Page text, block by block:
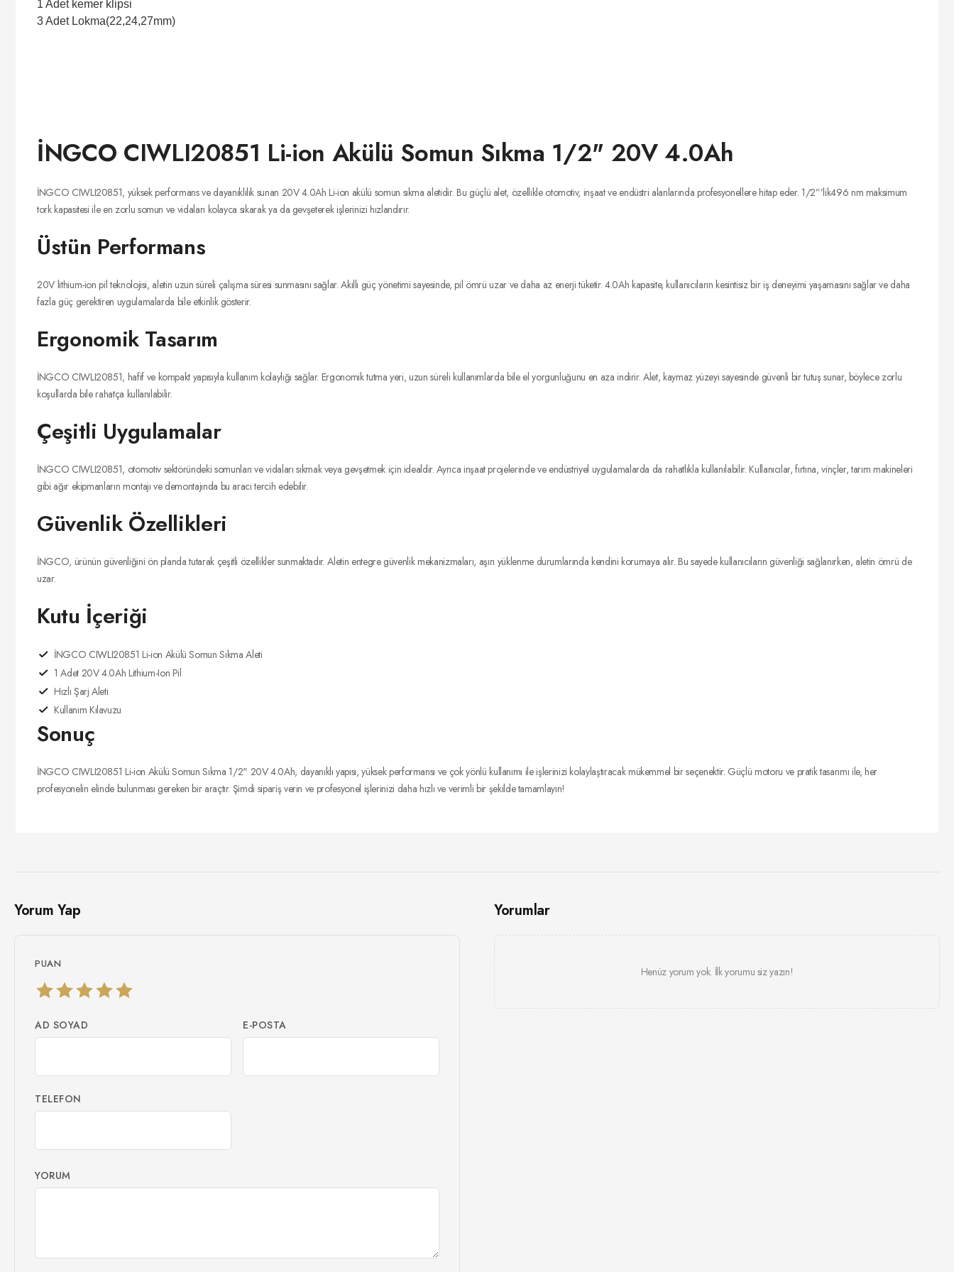
1 Adet kemer klipsi
3 Adet Lokma(22,24,27mm)
İNGCO CIWLI20851 Li-ion Akülü Somun Sıkma 1/2" 20V 4.0Ah
İNGCO CIWLI20851, yüksek performans ve dayanıklılık sunan 20V 4.0Ah Li-ion akülü somun sıkma aletidir. Bu güçlü alet, özellikle otomotiv, inşaat ve endüstri alanlarında profesyonellere hitap eder. 1/2”’lik496 nm maksimum
tork kapasitesi ile en zorlu somun ve vidaları kolayca sıkarak ya da gevşeterek işlerinizi hızlandırır.
Üstün Performans
20V lithium-ion pil teknolojisi, aletin uzun süreli çalışma süresi sunmasını sağlar. Akıllı güç yönetimi sayesinde, pil ömrü uzar ve daha az enerji tüketir. 4.0Ah kapasite, kullanıcıların kesintisiz bir iş deneyimi yaşamasını sağlar ve daha
fazla güç gerektiren uygulamalarda bile etkinlik gösterir.
Ergonomik Tasarım
İNGCO CIWLI20851, hafif ve kompakt yapısıyla kullanım kolaylığı sağlar. Ergonomik tutma yeri, uzun süreli kullanımlarda bile el yorgunluğunu en aza indirir. Alet, kaymaz yüzeyi sayesinde güvenli bir tutuş sunar, böylece zorlu
koşullarda bile rahatça kullanılabilir.
Çeşitli Uygulamalar
İNGCO CIWLI20851, otomotiv sektöründeki somunları ve vidaları sıkmak veya gevşetmek için idealdir. Ayrıca inşaat projelerinde ve endüstriyel uygulamalarda da rahatlıkla kullanılabilir. Kullanıcılar, fırtına, vinçler, tarım makineleri
gibi ağır ekipmanların montajı ve demontajında bu aracı tercih edebilir.
Güvenlik Özellikleri
İNGCO, ürünün güvenliğini ön planda tutarak çeşitli özellikler sunmaktadır. Aletin entegre güvenlik mekanizmaları, aşırı yüklenme durumlarında kendini korumaya alır. Bu sayede kullanıcıların güvenliği sağlanırken, aletin ömrü de
uzar.
Kutu İçeriği
İNGCO CIWLI20851 Li-ion Akülü Somun Sıkma Aleti
1 Adet 20V 4.0Ah Lithium-Ion Pil
Hızlı Şarj Aleti
Kullanım Kılavuzu
Sonuç
İNGCO CIWLI20851 Li-ion Akülü Somun Sıkma 1/2" 20V 4.0Ah, dayanıklı yapısı, yüksek performansı ve çok yönlü kullanımı ile işlerinizi kolaylaştıracak mükemmel bir seçenektir. Güçlü motoru ve pratik tasarımı ile, her
profesyonelin elinde bulunması gereken bir araçtır. Şimdi sipariş verin ve profesyonel işlerinizi daha hızlı ve verimli bir şekilde tamamlayın!
Yorum Yap
PUAN
AD SOYAD E-POSTA
TELEFON
YORUM
Yorumlar
Henüz yorum yok. İlk yorumu siz yazın!